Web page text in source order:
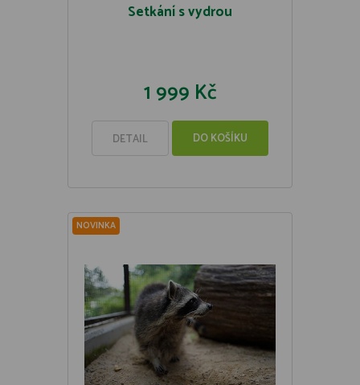
Setkání s vydrou
1 999 Kč
DETAIL DO KOŠÍKU
NOVINKA